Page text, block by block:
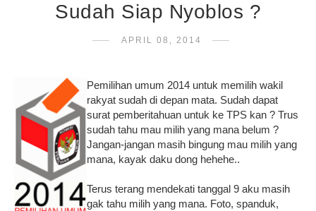
Sudah Siap Nyoblos ?
APRIL 08, 2014
Pemilihan umum 2014 untuk memilih wakil
rakyat sudah di depan mata. Sudah dapat
surat pemberitahuan untuk ke TPS kan ? Trus
sudah tahu mau milih yang mana belum ?
Jangan-jangan masih bingung mau milih yang
mana, kayak daku dong hehehe..
Terus terang mendekati tanggal 9 aku masih
gak tahu milih yang mana. Foto, spanduk,